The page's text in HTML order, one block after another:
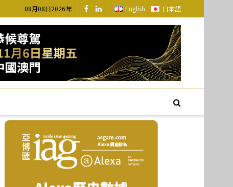
08月08日2026年 English 日本語